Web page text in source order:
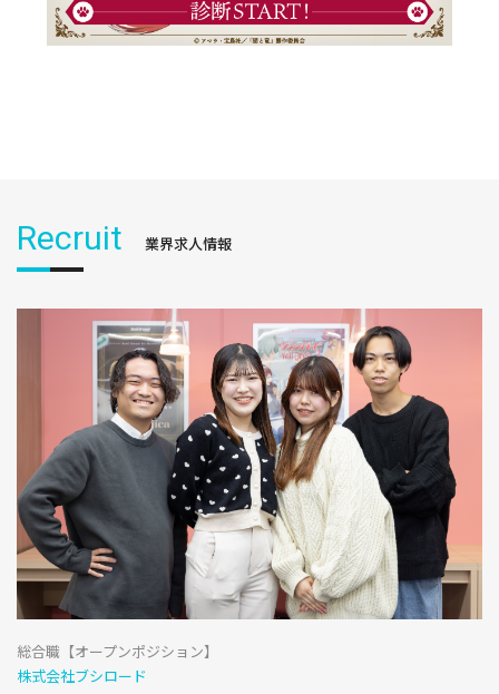
Recruit 業界求人情報
総合職【オープンポジション】
株式会社ブシロード